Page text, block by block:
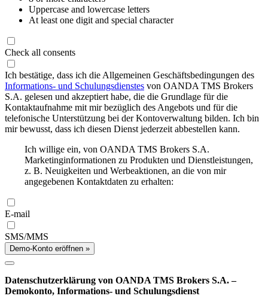
Uppercase and lowercase letters
At least one digit and special character
Check all consents
Ich bestätige, dass ich die Allgemeinen Geschäftsbedingungen des
Informations- und Schulungsdienstes von OANDA TMS Brokers
S.A. gelesen und akzeptiert habe, die die Grundlage für die
Kontaktaufnahme mit mir bezüglich des Angebots und für die
telefonische Unterstützung bei der Kontoverwaltung bilden. Ich bin
mir bewusst, dass ich diesen Dienst jederzeit abbestellen kann.
Ich willige ein, von OANDA TMS Brokers S.A.
Marketinginformationen zu Produkten und Dienstleistungen,
z. B. Neuigkeiten und Werbeaktionen, an die von mir
angegebenen Kontaktdaten zu erhalten:
E-mail
SMS/MMS
Demo-Konto eröffnen »
Datenschutzerklärung von OANDA TMS Brokers S.A. –
Demokonto, Informations- und Schulungsdienst